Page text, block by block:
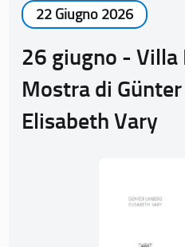
22 Giugno 2026
26 giugno - Villa
Mostra di
Elisabeth Vary